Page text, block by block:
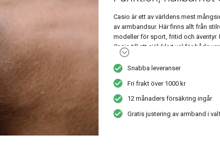
Casio är ett av världens mest
av armbandsur. Här finns allt från
modeller för sport, fritid och äventyr.
Casio till ett självklart val för både
Casio är också ett varumärke som
klockor som kombinerar karaktär,
Hos Jakobssons Ur & Guld i
familjeföretag med urmakare på
Snabba leveranser
Fri frakt över 1000 kr
12 månaders försäkring ingår
Gratis justering av armband i